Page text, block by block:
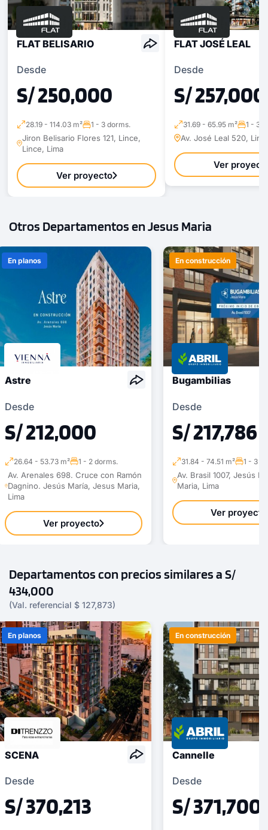
FLAT BELISARIO
Desde
S/ 250,000
28.19 - 114.03 m² 1 - 3 dorms.
Jiron Belisario Flores 121, Lince,
Lince, Lima
Ver proyecto
FLAT JOSÉ LEAL
Desde
S/ 257,000
31.69 - 65.95 m² 1 - 3
Av. José Leal 520,
Ver
Otros Departamentos en Jesus Maria
En planos
Astre
Desde
S/ 212,000
26.64 - 53.73 m² 1 - 2 dorms.
Av. Arenales 698. Cruce con Ramón
Dagnino. Jesús María, Jesus Maria,
Lima
Ver proyecto
En construcción
Bugambilias
Desde
S/ 217,786
31.84 - 74.51 m² 1 - 3
Av. Brasil 1007, Jesús
Maria, Lima
Ver proyecto
Departamentos con precios similares a S/
434,000
(Val. referencial $ 127,873)
En planos
SCENA
Desde
S/ 370,213
En construcción
Cannelle
Desde
S/ 371,700